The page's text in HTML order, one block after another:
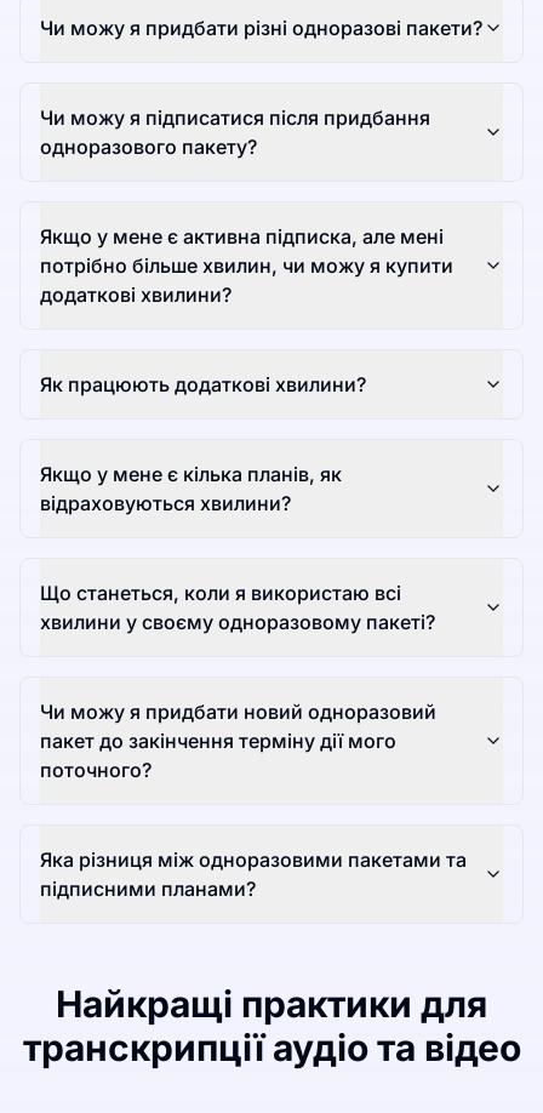
Чи можу я придбати різні одноразові пакети?
Чи можу я підписатися після придбання
одноразового пакету?
Якщо у мене є активна підписка, але мені
потрібно більше хвилин, чи можу я купити
додаткові хвилини?
Як працюють додаткові хвилини?
Якщо у мене є кілька планів, як
відраховуються хвилини?
Що станеться, коли я використаю всі
хвилини у своєму одноразовому пакеті?
Чи можу я придбати новий одноразовий
пакет до закінчення терміну дії мого
поточного?
Яка різниця між одноразовими пакетами та
підписними планами?
Найкращі практики для
транскрипції аудіо та відео